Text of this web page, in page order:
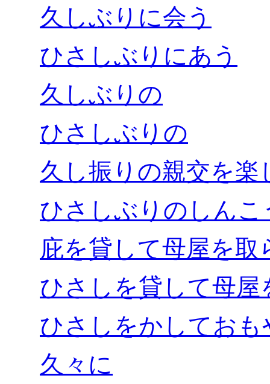
久しぶりに会う
ひさしぶりにあう
久しぶりの
ひさしぶりの
久し振りの親交を楽
ひさしぶりのしん
庇を貸して母屋を取
ひさしを貸して母屋
ひさしをかしてお
久々に